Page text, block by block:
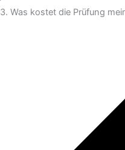
3. Was kostet die Prüfung